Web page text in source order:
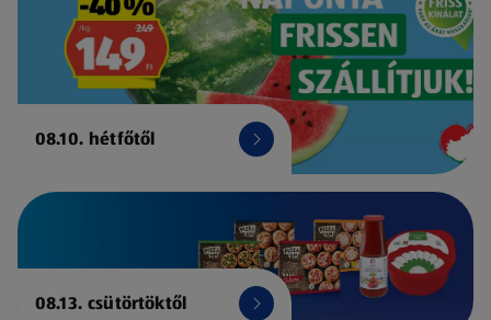
08.10. hétfőtől
08.13. csütörtöktől